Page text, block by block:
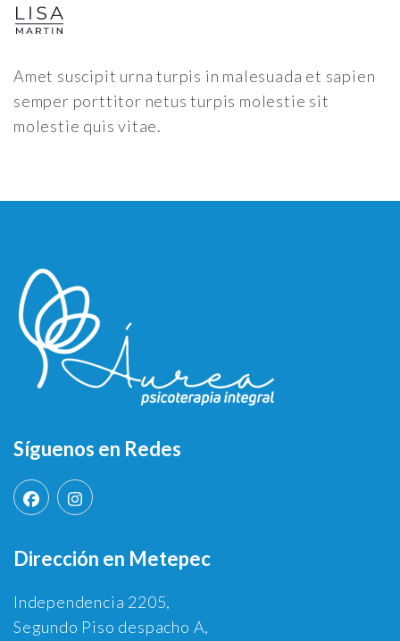
Amet suscipit urna turpis in malesuada et sapien
semper porttitor netus turpis molestie sit
molestie quis vitae.
Síguenos en Redes
Dirección en Metepec
Independencia 2205,
Segundo Piso despacho A,